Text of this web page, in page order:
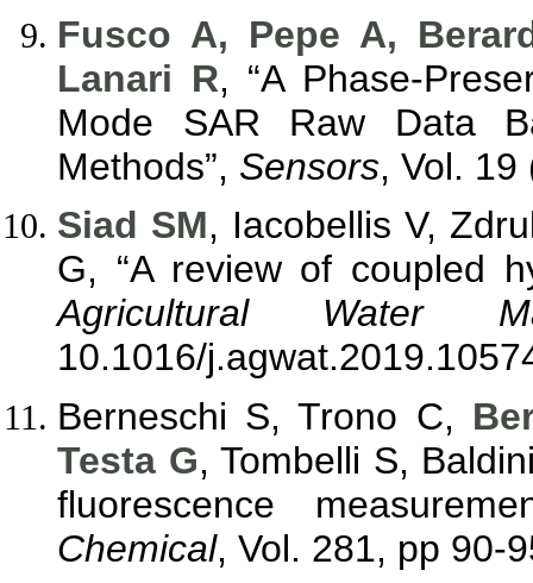
Fusco A, Pepe A,
Lanari R, “A Phase-
Mode SAR Raw Data
Methods”, Sensors, Vol.
Siad SM, Iacobellis V,
G, “A review of coupled
Agricultural Water
10.1016/
Berneschi S, Trono C,
Testa G, Tombelli S,
fluorescence
Chemical, Vol. 281, pp 90-